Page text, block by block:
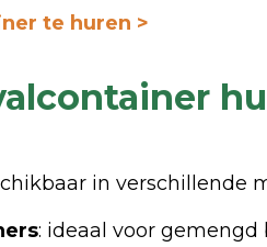
te huren >
in verschillende
: ideaal voor gemengd